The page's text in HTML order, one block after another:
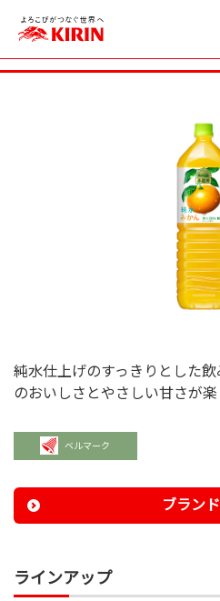
小岩井 純水みかん
純水仕上げのすっきりとした
のおいしさとやさしい甘さが楽
ベルマーク
ブラン
ラインアップ